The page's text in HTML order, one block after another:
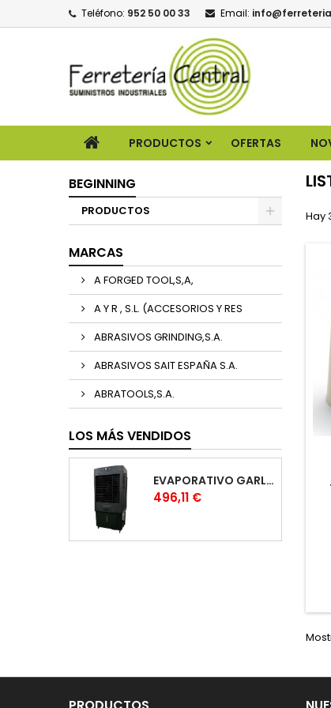
Teléfono: 952 50 00 33 Email:
PRODUCTOS OFERTAS
BEGINNING
PRODUCTOS
MARCAS
A FORGED TOOL,S,A,
A Y R , S.L. (ACCESORIOS Y RES
ABRASIVOS GRINDING,S.A.
ABRASIVOS SAIT ESPAÑA S.A.
ABRATOOLS,S.A.
LOS MÁS VENDIDOS
EVAPORATIVO GARLAND COOL 1530
Precio
496,11 €
Hay